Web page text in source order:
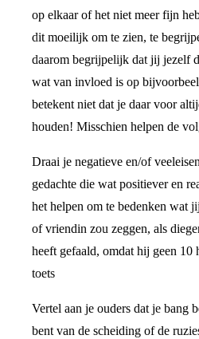
op elkaar of het niet meer fijn
dit moeilijk om te zien, te
daarom begrijpelijk dat jij jezelf
wat van invloed is op
betekent niet dat je daar voor
houden! Misschien helpen de
Draai je negatieve en/of
gedachte die wat positiever en
het helpen om te bedenken wat
of vriendin zou zeggen, als
heeft gefaald, omdat hij geen 10
toets
Vertel aan je ouders dat je bang
bent van de scheiding of de